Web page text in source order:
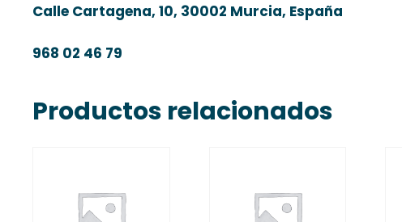
Calle Cartagena, 10, 30002 Murcia, España
968 02 46 79
Productos relacionados